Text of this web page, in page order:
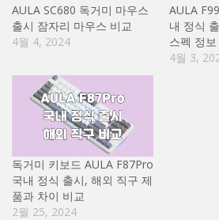
AULA SC680 독거미 마우스
출시 잠자리 마우스 비교
4월 4, 2024
AULA
내 정식
스펙 정보
4월 3,
독거미 키보드 AULA F87Pro
국내 정식 출시, 해외 직구 제
품과 차이 비교
2월 25, 2024